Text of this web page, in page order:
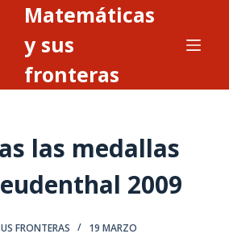
Matemáticas
y sus
fronteras
las medallas
2009
FRONTERAS
19 MARZO